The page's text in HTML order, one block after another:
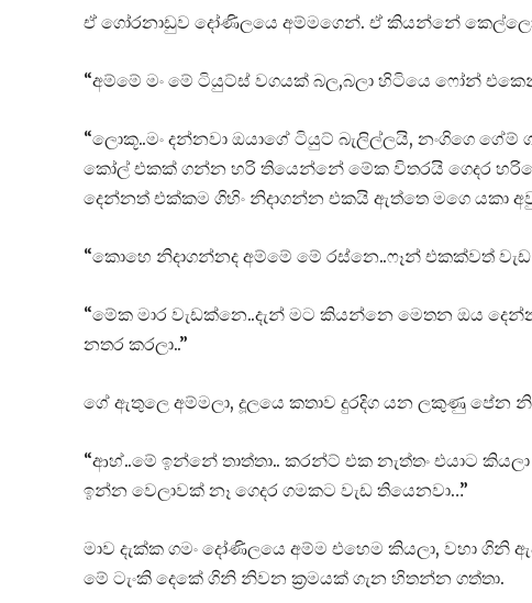
ඒ ගෝරනාඩුව දෝණිලයෙ අම්මගෙන්. ඒ කියන්නේ
“අම්මේ මං මේ ටියුට්ස් වගයක් බල,බලා හිටියෙ ෆෝන්
“ලොකූ..මං දන්නවා ඔයාගේ ටියුට් බැලිල්ලයි, නංගිගෙ
කෝල් එකක් ගන්න හරි තියෙන්නේ මේක විතරයි ගෙදර
දෙන්නත් එක්කම ගිහිං නිදාගන්න එකයි ඇත්තෙ මගෙ යකා
“කොහෙ නිදාගන්නද අම්මේ මේ රස්නෙ..ෆෑන් එකක්වත් වැඩ
“මේක මාර වැඩක්නෙ..දැන් මට කියන්නෙ මෙතන ඔය
නතර කරලා..”
ගේ ඇතුලෙ අම්මලා, දූලයෙ කතාව දුරදිග යන ලකුණු පේන
“ආහ්..මේ ඉන්නේ තාත්තා.. කරන්ට් එක නැත්තං එයාට
ඉන්න වෙලාවක් නෑ ගෙදර ගමකට වැඩ තියෙනවා…”
මාව දැක්ක ගමං දෝණිලයෙ අම්ම එහෙම කියලා, වහා ගිනි
මේ ටැංකි දෙකේ ගිනි නිවන ක්‍රමයක් ගැන හිතන්න ගත්තා.